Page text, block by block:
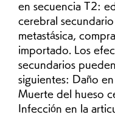
en secuencia T2:
cerebral secundario
metastásica,
importado. Los
secundarios
siguientes: Daño
Muerte del hueso
Infección en la